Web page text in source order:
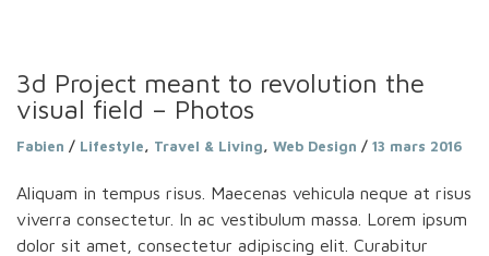
3d Project meant to revolution the
visual field – Photos
Fabien / Lifestyle, Travel & Living, Web Design / 13 mars 2016
Aliquam in tempus risus. Maecenas vehicula neque at risus
viverra consectetur. In ac vestibulum massa. Lorem ipsum
dolor sit amet, consectetur adipiscing elit. Curabitur